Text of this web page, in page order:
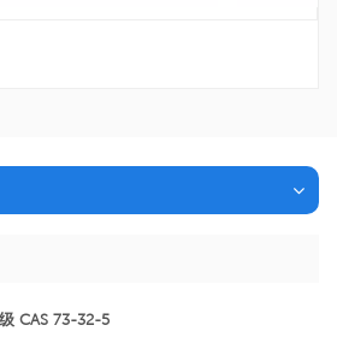
CAS 73-32-5